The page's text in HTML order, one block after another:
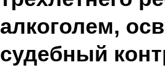
алкоголем,
судебный